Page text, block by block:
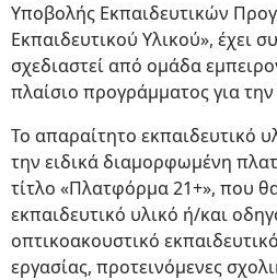
Υποβολής Εκπαιδευτικών
Εκπαιδευτικού Υλικού», έχει
σχεδιαστεί από ομάδα
πλαίσιο προγράμματος για
Το απαραίτητο εκπαιδευτικό
την ειδικά διαμορφωμένη
τίτλο «Πλατφόρμα 21+», που
εκπαιδευτικό υλικό ή/και
οπτικοακουστικό
εργασίας, προτεινόμενες